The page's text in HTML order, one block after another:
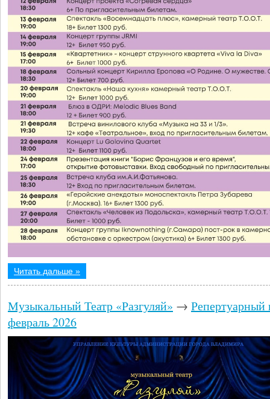
Читать дальше »
Музыкальный Театр «Разгуляй» → Репертуарный
февраль 2026